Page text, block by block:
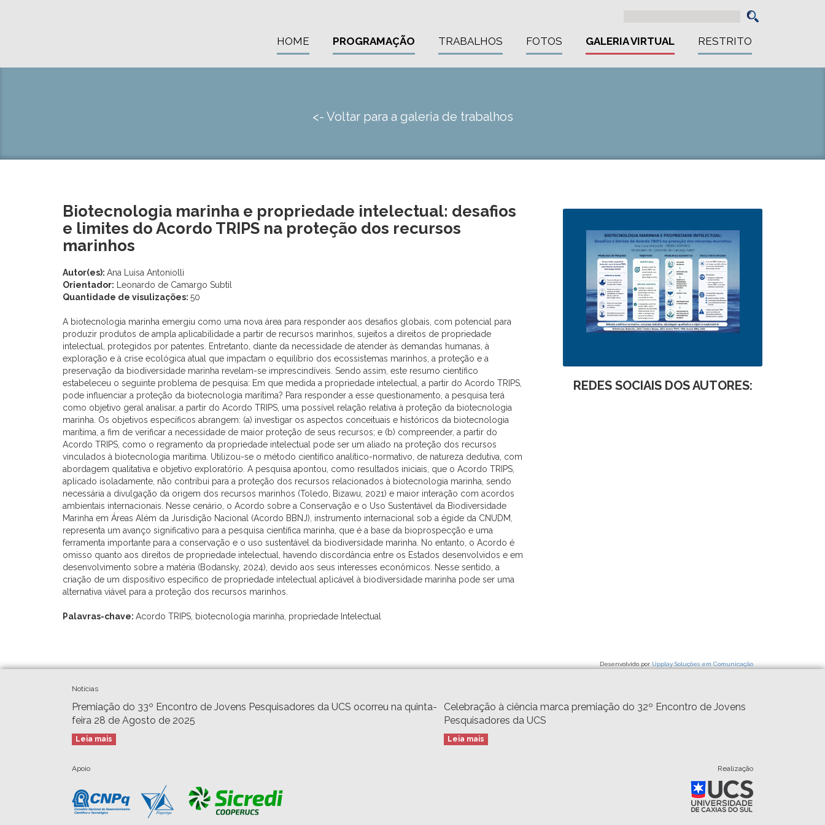
HOME PROGRAMAÇÃO TRABALHOS FOTOS GALERIA VIRTUAL RESTRITO
<- Voltar para a galeria de trabalhos
Biotecnologia marinha e propriedade intelectual: desafios
e limites do Acordo TRIPS na proteção dos recursos
marinhos
Autor(es): Ana Luisa Antoniolli
Orientador: Leonardo de Camargo Subtil
Quantidade de visulizações: 50
A biotecnologia marinha emergiu como uma nova área para responder aos desafios globais, com potencial para
produzir produtos de ampla aplicabilidade a partir de recursos marinhos, sujeitos a direitos de propriedade
intelectual, protegidos por patentes. Entretanto, diante da necessidade de atender às demandas humanas, à
exploração e à crise ecológica atual que impactam o equilíbrio dos ecossistemas marinhos, a proteção e a
preservação da biodiversidade marinha revelam-se imprescindíveis. Sendo assim, este resumo científico
estabeleceu o seguinte problema de pesquisa: Em que medida a propriedade intelectual, a partir do Acordo TRIPS,
pode influenciar a proteção da biotecnologia marítima? Para responder a esse questionamento, a pesquisa terá
como objetivo geral analisar, a partir do Acordo TRIPS, uma possível relação relativa à proteção da biotecnologia
marinha. Os objetivos específicos abrangem: (a) investigar os aspectos conceituais e históricos da biotecnologia
marítima, a fim de verificar a necessidade de maior proteção de seus recursos; e (b) compreender, a partir do
Acordo TRIPS, como o regramento da propriedade intelectual pode ser um aliado na proteção dos recursos
vinculados à biotecnologia marítima. Utilizou-se o método científico analítico-normativo, de natureza dedutiva, com
abordagem qualitativa e objetivo exploratório. A pesquisa apontou, como resultados iniciais, que o Acordo TRIPS,
aplicado isoladamente, não contribui para a proteção dos recursos relacionados à biotecnologia marinha, sendo
necessária a divulgação da origem dos recursos marinhos (Toledo, Bizawu, 2021) e maior interação com acordos
ambientais internacionais. Nesse cenário, o Acordo sobre a Conservação e o Uso Sustentável da Biodiversidade
Marinha em Áreas Além da Jurisdição Nacional (Acordo BBNJ), instrumento internacional sob a égide da CNUDM,
representa um avanço significativo para a pesquisa científica marinha, que é a base da bioprospecção e uma
ferramenta importante para a conservação e o uso sustentável da biodiversidade marinha. No entanto, o Acordo é
omisso quanto aos direitos de propriedade intelectual, havendo discordância entre os Estados desenvolvidos e em
desenvolvimento sobre a matéria (Bodansky, 2024), devido aos seus interesses econômicos. Nesse sentido, a
criação de um dispositivo específico de propriedade intelectual aplicável à biodiversidade marinha pode ser uma
alternativa viável para a proteção dos recursos marinhos.
Palavras-chave: Acordo TRIPS, biotecnologia marinha, propriedade Intelectual
REDES SOCIAIS DOS AUTORES:
Desenvolvido por Upplay Soluções em Comunicação
Notícias
Premiação do 33º Encontro de Jovens Pesquisadores da UCS ocorreu na quinta-
feira 28 de Agosto de 2025
Leia mais
Celebração à ciência marca premiação do 32º Encontro de Jovens
Pesquisadores da UCS
Leia mais
Apoio Realização